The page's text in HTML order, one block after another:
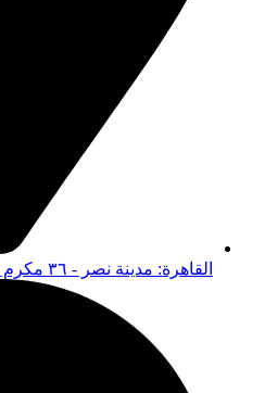
القاهرة: مدينة نصر - ٣٦ مكرم عبيد